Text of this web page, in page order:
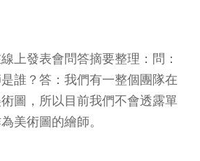
上發表會問答摘要整理：問：
誰？答：我們有一整個團隊在
圖，所以目前我們不會透露單
美術圖的繪師。